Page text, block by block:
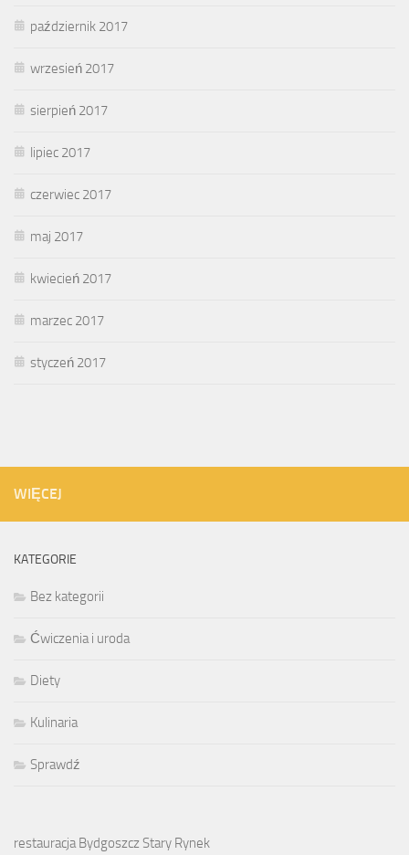
październik 2017
wrzesień 2017
sierpień 2017
lipiec 2017
czerwiec 2017
maj 2017
kwiecień 2017
marzec 2017
styczeń 2017
WIĘCEJ
KATEGORIE
Bez kategorii
Ćwiczenia i uroda
Diety
Kulinaria
Sprawdź
restauracja Bydgoszcz Stary Rynek